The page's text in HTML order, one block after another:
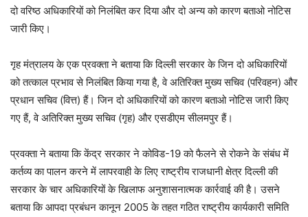
दो वरिष्ठ अधिकारियों को निलंबित कर दिया और दो अन्य को कारण बताओ नोटिस
जारी किए।
गृह मंत्रालय के एक प्रवक्ता ने बताया कि दिल्ली सरकार के जिन दो अधिकारियों
को तत्काल प्रभाव से निलंबित किया गया है, वे अतिरिक्त मुख्य सचिव (परिवहन) और
प्रधान सचिव (वित्त) हैं। जिन दो अधिकारियों को कारण बताओ नोटिस जारी किए
गए हैं, वे अतिरिक्त मुख्य सचिव (गृह) और एसडीएम सीलमपुर हैं।
प्रवक्ता ने बताया कि केंद्र सरकार ने कोविड-19 को फैलने से रोकने के संबंध में
कर्तव्य का पालन करने में लापरवाही के लिए राष्ट्रीय राजधानी क्षेत्र दिल्ली की
सरकार के चार अधिकारियों के खिलाफ अनुशासनात्मक कार्रवाई की है। उसने
बताया कि आपदा प्रबंधन कानून 2005 के तहत गठित राष्ट्रीय कार्यकारी समिति